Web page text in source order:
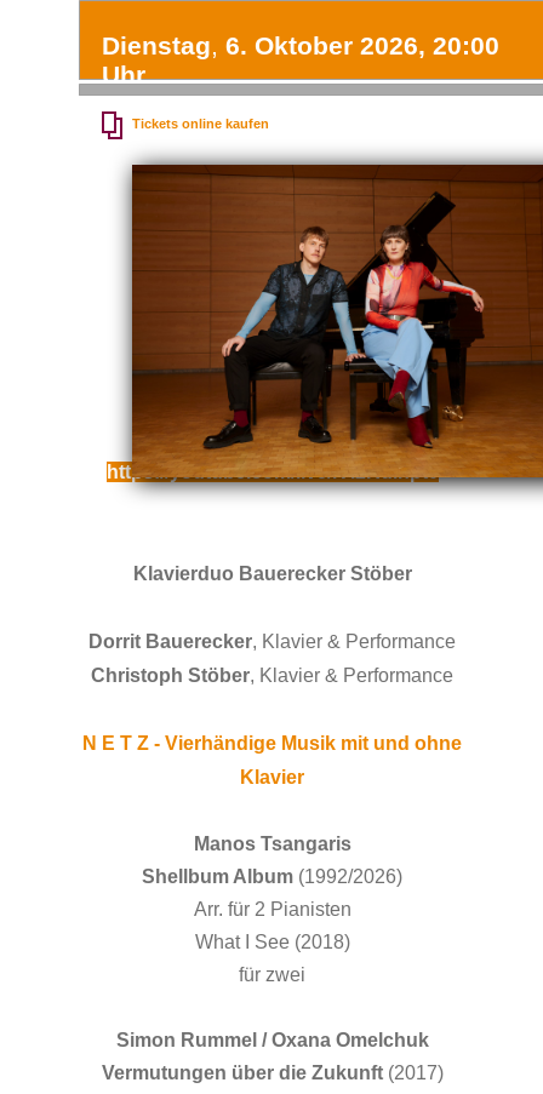
Dienstag, 6. Oktober 2026, 20:00
Uhr
Tickets online kaufen
Auch als Live-Stream:
https://youtube.com/live/lVI2Rdihpt0
Klavierduo Bauerecker Stöber
Dorrit Bauerecker, Klavier & Performance
Christoph Stöber, Klavier & Performance
N E T Z - Vierhändige Musik mit und ohne
Klavier
Manos Tsangaris
Shellbum Album (1992/2026)
Arr. für 2 Pianisten
What I See (2018)
für zwei
Simon Rummel / Oxana Omelchuk
Vermutungen über die Zukunft (2017)